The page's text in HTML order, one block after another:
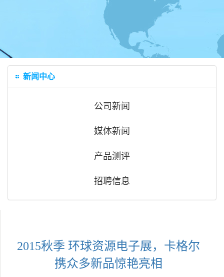
新闻中心
公司新闻
媒体新闻
产品测评
招聘信息
2015秋季 环球资源电子展，卡格尔
携众多新品惊艳亮相